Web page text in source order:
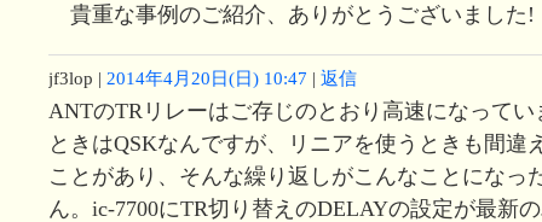
貴重な事例のご紹介、ありがとうございました!
jf3lop | 2014年4月20日(日) 10:47 | 返信
ANTのTRリレーはご存じのとおり高速になって
ときはQSKなんですが、リニアを使うときも間違
ことがあり、そんな繰り返しがこんなことになっ
ん。ic-7700にTR切り替えのDELAYの設定が最新